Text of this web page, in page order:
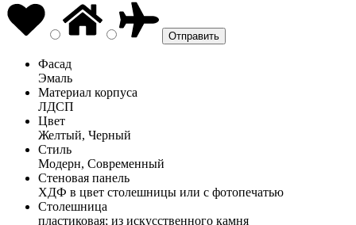
Фасад
Эмаль
Материал корпуса
ЛДСП
Цвет
Желтый, Черный
Стиль
Модерн, Современный
Стеновая панель
ХДФ в цвет столешницы или с фотопечатью
Столешница
пластиковая; из искусственного камня